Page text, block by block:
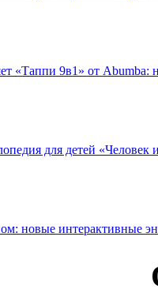
«Таппи 9в1» от Abumba:
для детей
новые интерактивные